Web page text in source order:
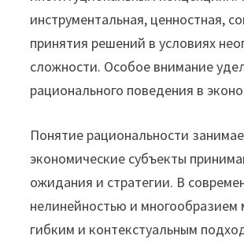
инструментальная, ценностная,
принятия решений в условиях
сложности. Особое внимание
рационального поведения в
Понятие рациональности
экономические субъекты
ожидания и стратегии. В
нелинейностью и
гибким и контекстуальным